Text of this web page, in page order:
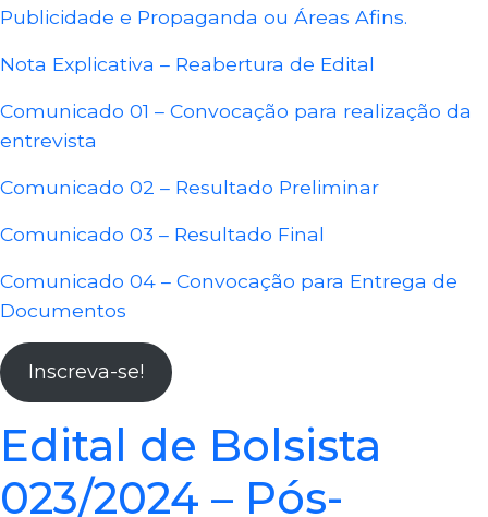
Publicidade e Propaganda ou Áreas Afins.
Nota Explicativa – Reabertura de Edital
Comunicado 01 – Convocação para realização da
entrevista
Comunicado 02 – Resultado Preliminar
Comunicado 03 – Resultado Final
Comunicado 04 – Convocação para Entrega de
Documentos
Inscreva-se!
Edital de Bolsista
023/2024 – Pós-